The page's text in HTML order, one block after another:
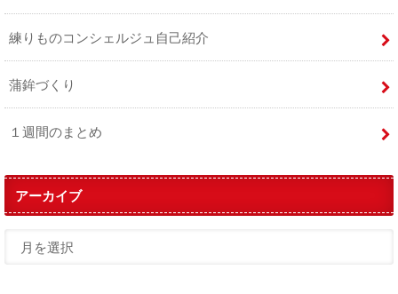
練りものコンシェルジュ自己紹介
蒲鉾づくり
１週間のまとめ
アーカイブ